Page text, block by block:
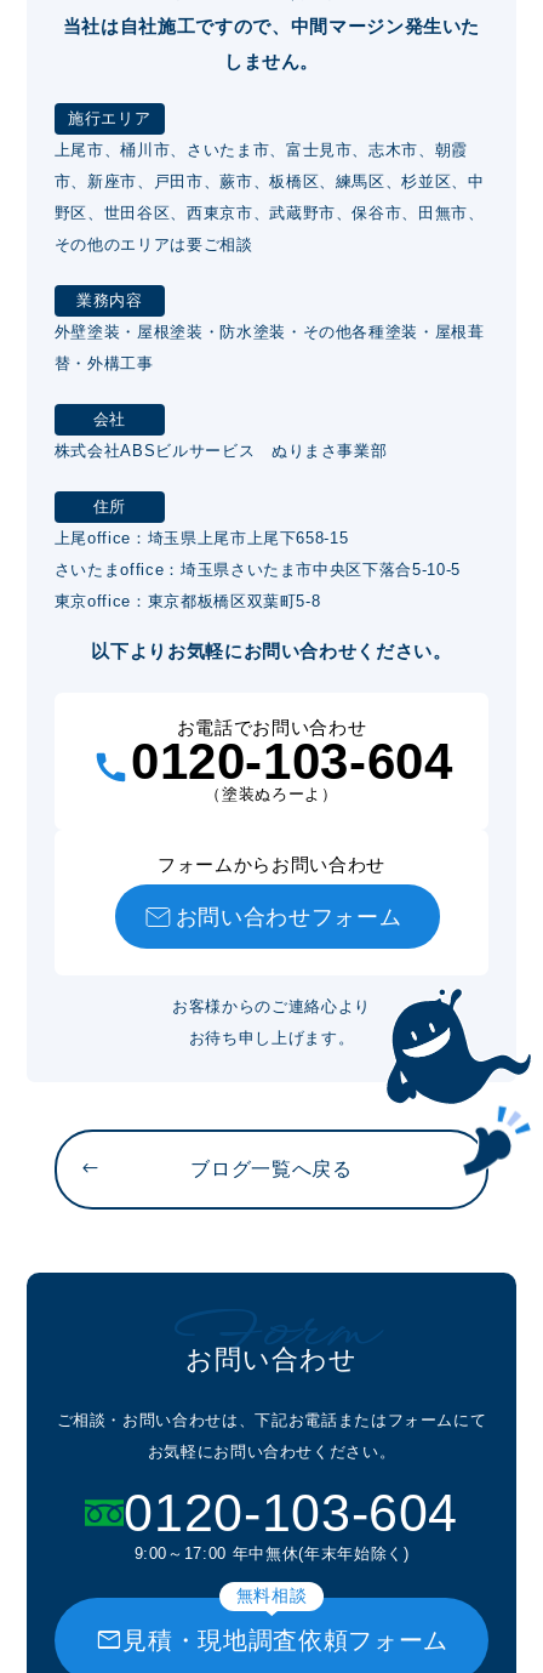
当社は自社施工ですので、中間マージン発生いた
しません。
施行エリア
上尾市、桶川市、さいたま市、富士見市、志木市、朝霞
市、新座市、戸田市、蕨市、板橋区、練馬区、杉並区、中
野区、世田谷区、西東京市、武蔵野市、保谷市、田無市、
その他のエリアは要ご相談
業務内容
外壁塗装・屋根塗装・防水塗装・その他各種塗装・屋根葺
替・外構工事
会社
株式会社ABSビルサービス ぬりまさ事業部
住所
上尾office：埼玉県上尾市上尾下658-15
さいたまoffice：埼玉県さいたま市中央区下落合5-10-5
東京office：東京都板橋区双葉町5-8
以下よりお気軽にお問い合わせください。
お電話でお問い合わせ
0120-103-604
（塗装ぬろーよ）
フォームからお問い合わせ
お問い合わせフォーム
お客様からのご連絡心より
お待ち申し上げます。
ブログ一覧へ戻る
お問い合わせ
Form
ご相談・お問い合わせは、下記お電話またはフォームにて
お気軽にお問い合わせください。
0120-103-604
9:00～17:00 年中無休(年末年始除く)
無料相談
mail 見積・現地調査依頼フォーム